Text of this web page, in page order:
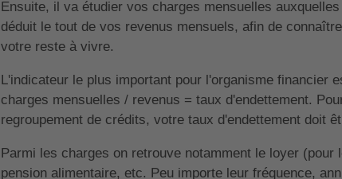
Ensuite, il va étudier vos charges mensuelles
déduit le tout de vos revenus mensuels, afin de
votre reste à vivre.
L'indicateur le plus important pour l'organisme financier
charges mensuelles / revenus = taux d'endettement.
regroupement de crédits, votre taux d'endettement doit
Parmi les charges on retrouve notamment le loyer
pension alimentaire, etc. Peu importe leur fréquence,